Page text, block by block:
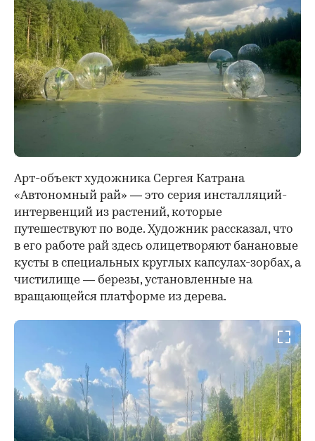
Арт-объект художника Сергея Катрана
«Автономный рай» — это серия инсталляций-
интервенций из растений, которые
путешествуют по воде. Художник рассказал, что
в его работе рай здесь олицетворяют банановые
кусты в специальных круглых капсулах-зорбах, а
чистилище — березы, установленные на
вращающейся платформе из дерева.